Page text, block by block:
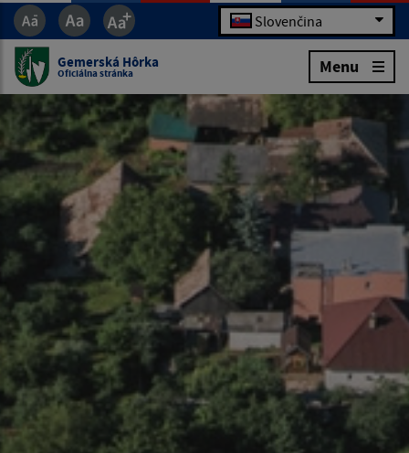
Slovenčina
Gemerská Hôrka
Oficiálna stránka Menu